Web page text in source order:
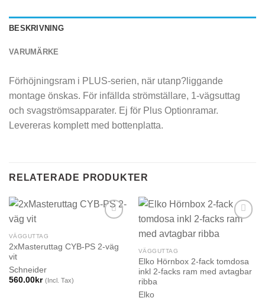
BESKRIVNING
VARUMÄRKE
Förhöjningsram i PLUS-serien, när utanp?liggande
montage önskas. För infällda strömställare, 1-vägsuttag
och svagströmsapparater. Ej för Plus Optionramar.
Levereras komplett med bottenplatta.
RELATERADE PRODUKTER
VÄGGUTTAG
2xMasteruttag CYB-PS 2-väg
vit
Schneider
560.00kr (Incl. Tax)
VÄGGUTTAG
Elko Hörnbox 2-fack tomdosa
inkl 2-facks ram med avtagbar
ribba
Elko